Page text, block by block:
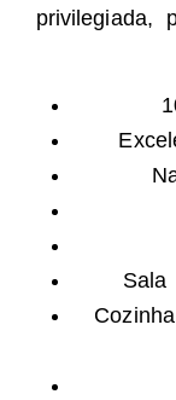
privilegiada,